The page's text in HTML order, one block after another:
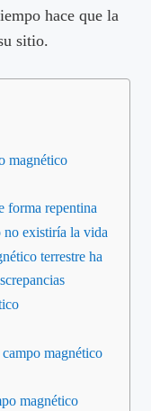
hace que la
sitio.
magnético
forma repentina
no existiría la vida
terrestre ha
magnético
magnético